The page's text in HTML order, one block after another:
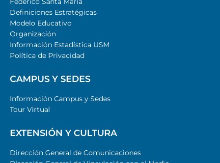
Definiciones Estratégicas
Modelo Educativo
Organización
Información Estadística USM
Política de Privacidad
CAMPUS Y SEDES
Información Campus y Sedes
Tour Virtual
EXTENSIÓN Y CULTURA
Dirección General de Comunicaciones